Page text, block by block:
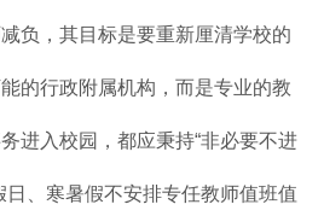
负，其目标是要重新厘清学校的
的行政附属机构，而是专业的教
进入校园，都应秉持“非必要不进
日、寒暑假不安排专任教师值班值